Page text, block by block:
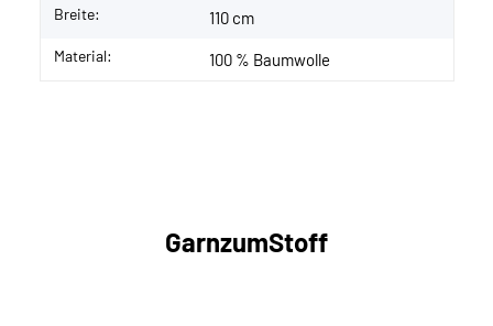
Breite: 110 cm
Material: 100 % Baumwolle
GarnzumStoff